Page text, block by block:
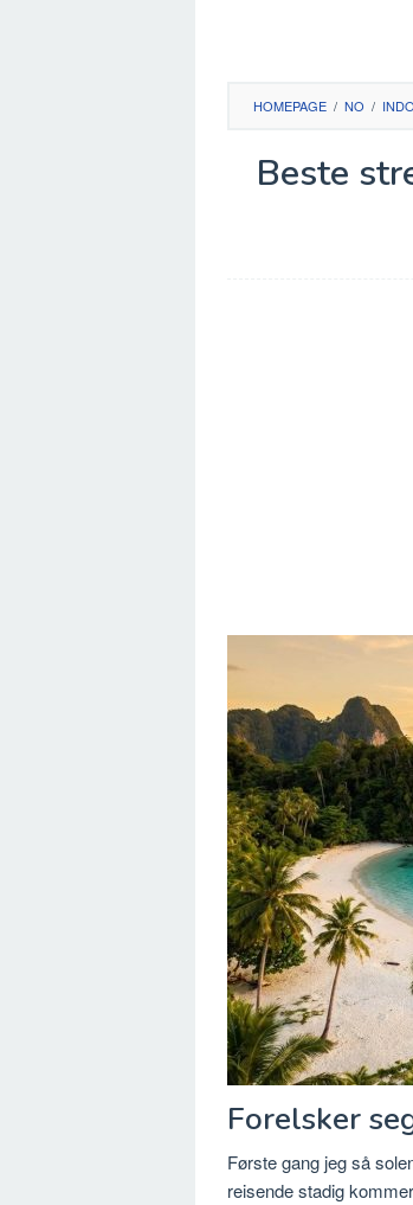
HOMEPAGE / NO /
Beste
Forelsker
Første gang jeg så
reisende stadig